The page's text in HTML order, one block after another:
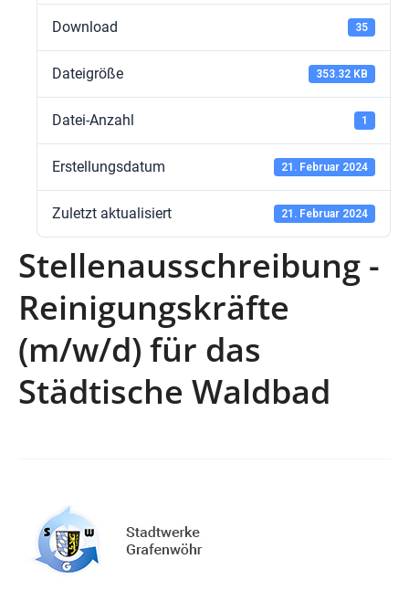
Download 35
Dateigröße 353.32 KB
Datei-Anzahl 1
Erstellungsdatum 21. Februar 2024
Zuletzt aktualisiert 21. Februar 2024
Stellenausschreibung -
Reinigungskräfte
(m/w/d) für das
Städtische Waldbad